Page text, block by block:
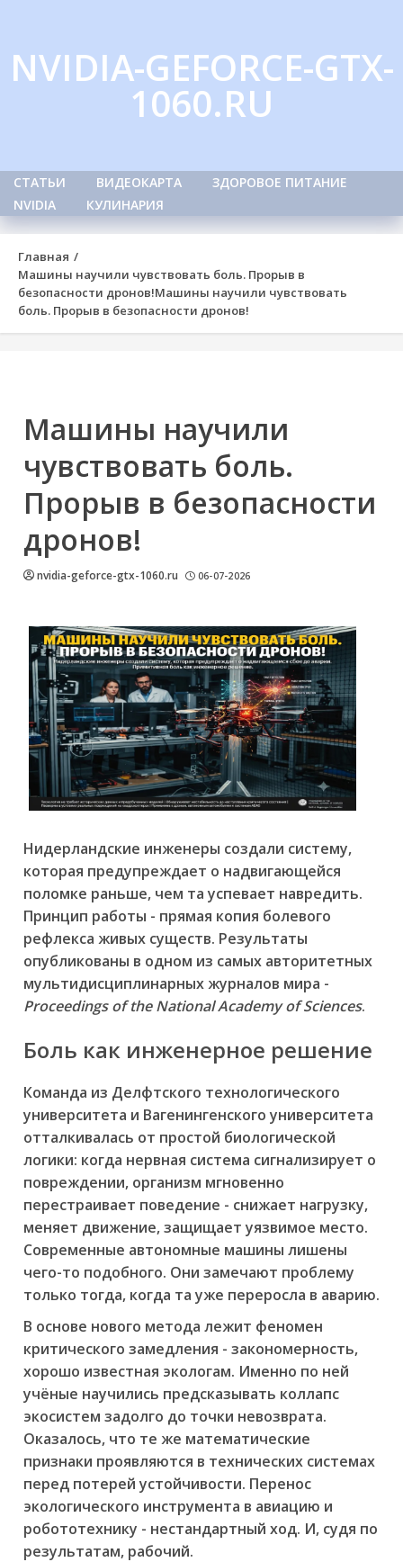
content
NVIDIA-GEFORCE-GTX-
1060.RU
СТАТЬИ ВИДЕОКАРТА
ЗДОРОВОЕ ПИТАНИЕ
NVIDIA
КУЛИНАРИЯ
Главная
Машины научили чувствовать боль. Прорыв в
безопасности дронов!Машины научили чувствовать
боль. Прорыв в безопасности дронов!
Машины научили
чувствовать боль.
Прорыв в безопасности
дронов!
nvidia-geforce-gtx-1060.ru 06-07-2026
Нидерландские инженеры создали систему,
которая предупреждает о надвигающейся
поломке раньше, чем та успевает навредить.
Принцип работы - прямая копия болевого
рефлекса живых существ. Результаты
опубликованы в одном из самых авторитетных
мультидисциплинарных журналов мира -
Proceedings of the National Academy of Sciences.
Боль как инженерное решение
Команда из Делфтского технологического
университета и Вагенингенского университета
отталкивалась от простой биологической
логики: когда нервная система сигнализирует о
повреждении, организм мгновенно
перестраивает поведение - снижает нагрузку,
меняет движение, защищает уязвимое место.
Современные автономные машины лишены
чего-то подобного. Они замечают проблему
только тогда, когда та уже переросла в аварию.
В основе нового метода лежит феномен
критического замедления - закономерность,
хорошо известная экологам. Именно по ней
учёные научились предсказывать коллапс
экосистем задолго до точки невозврата.
Оказалось, что те же математические
признаки проявляются в технических системах
перед потерей устойчивости. Перенос
экологического инструмента в авиацию и
робототехнику - нестандартный ход. И, судя по
результатам, рабочий.